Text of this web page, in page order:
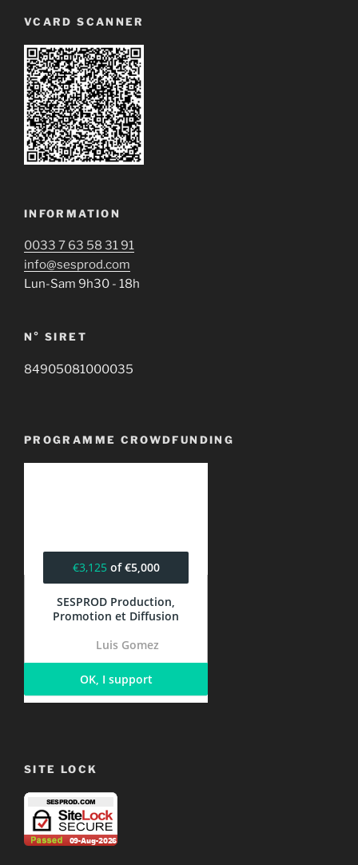
VCARD SCANNER
INFORMATION
0033 7 63 58 31 91
info@sesprod.com
Lun-Sam 9h30 - 18h
N° SIRET
84905081000035
PROGRAMME CROWDFUNDING
SITE LOCK